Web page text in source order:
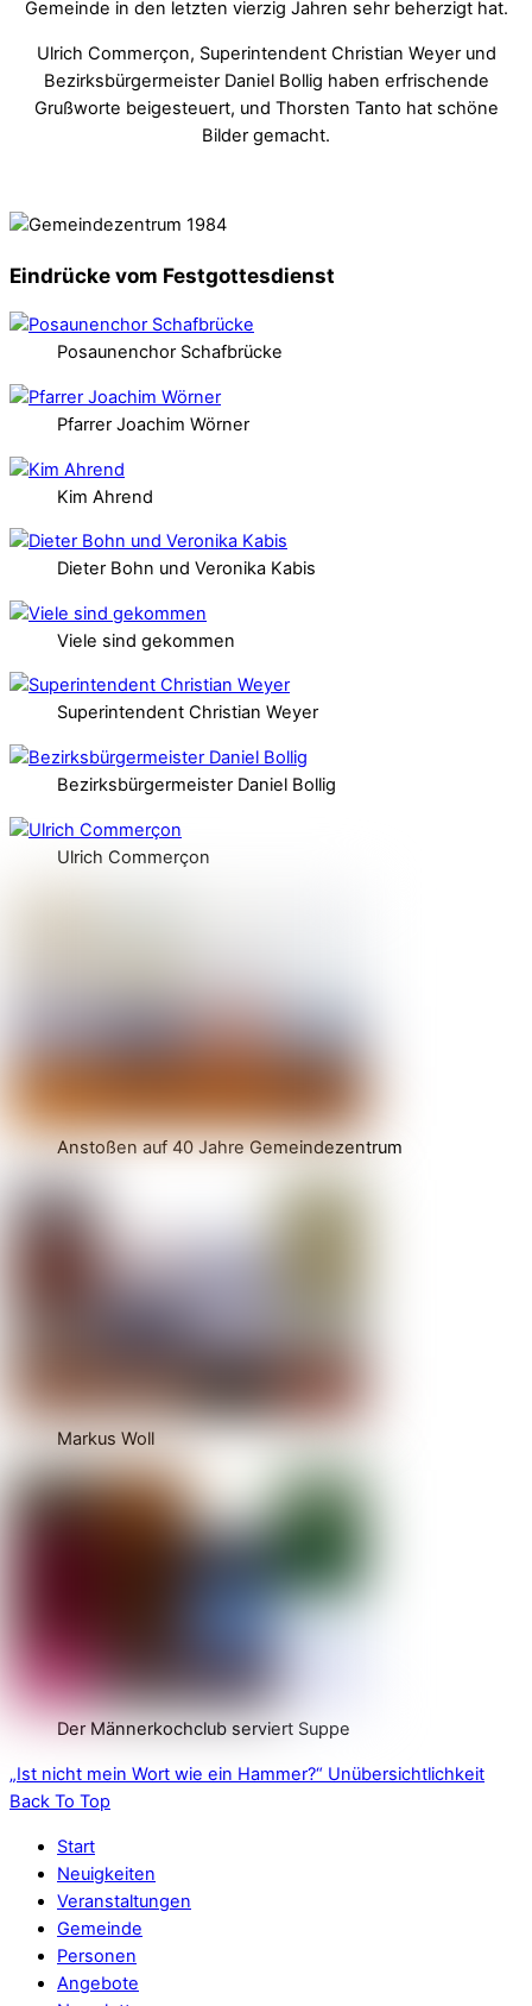
Gemeinde in den letzten vierzig Jahren sehr beherzigt hat.
Ulrich Commerçon, Superintendent Christian Weyer und
Bezirksbürgermeister Daniel Bollig haben erfrischende
Grußworte beigesteuert, und Thorsten Tanto hat schöne
Bilder gemacht.
Eindrücke vom Festgottesdienst
Posaunenchor Schafbrücke
Pfarrer Joachim Wörner
Kim Ahrend
Dieter Bohn und Veronika Kabis
Viele sind gekommen
Superintendent Christian Weyer
Bezirksbürgermeister Daniel Bollig
Ulrich Commerçon
Anstoßen auf 40 Jahre Gemeindezentrum
Markus Woll
Der Männerkochclub serviert Suppe
„Ist nicht mein Wort wie ein Hammer?“ Unübersichtlichkeit
Back To Top
Start
Neuigkeiten
Veranstaltungen
Gemeinde
Personen
Angebote